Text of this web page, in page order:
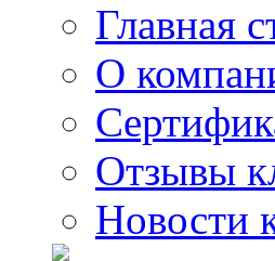
Главная
О
Отзывы
Новости